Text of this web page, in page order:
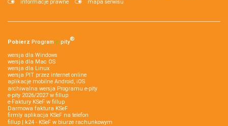
informacje prawne
mapa serwisu
Pobierz Program e‑pity®
wersja dla Windows
wersja dla Mac OS
wersja dla Linux
wersja PIT przez internet online
aplikacje mobilne Android, iOS
archiwalna wersja Programu e-pity
e-pity 2026/2027 w fillup
e‑Faktury KSeF w fillup
Darmowa faktura KSeF
firmly aplikacja KSeF na telefon
fillup | k24 - KSeF w biurze rachunkowym